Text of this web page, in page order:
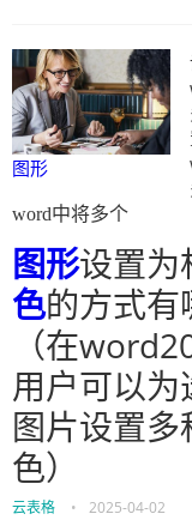
图形
word中将多个
图形设置为
色的方式有
（在
用户可以为
图片设置多
色）
云表格 • 2025-04-02